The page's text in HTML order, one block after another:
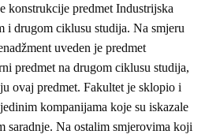
konstrukcije predmet Industrijska
i drugom ciklusu studija. Na smjeru
uveden je predmet
predmet na drugom ciklusu studija,
ovaj predmet. Fakultet je sklopio i
kompanijama koje su iskazale
saradnje. Na ostalim smjerovima koji